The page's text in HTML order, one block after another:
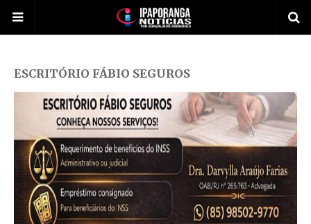
ESCRITÓRIO FÁBIO SEGUROS